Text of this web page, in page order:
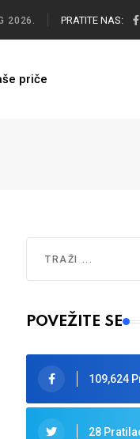
2026. PRATITE NAS:
priče
Type 2 or more
POVEŽITE SE
109,624
28